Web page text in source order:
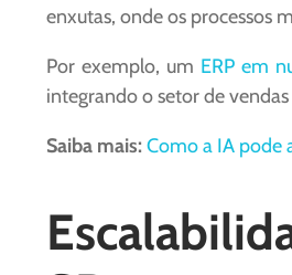
enxutas, onde os processos
Por exemplo, um ERP em
integrando o setor de
Saiba mais:Como a IA pode